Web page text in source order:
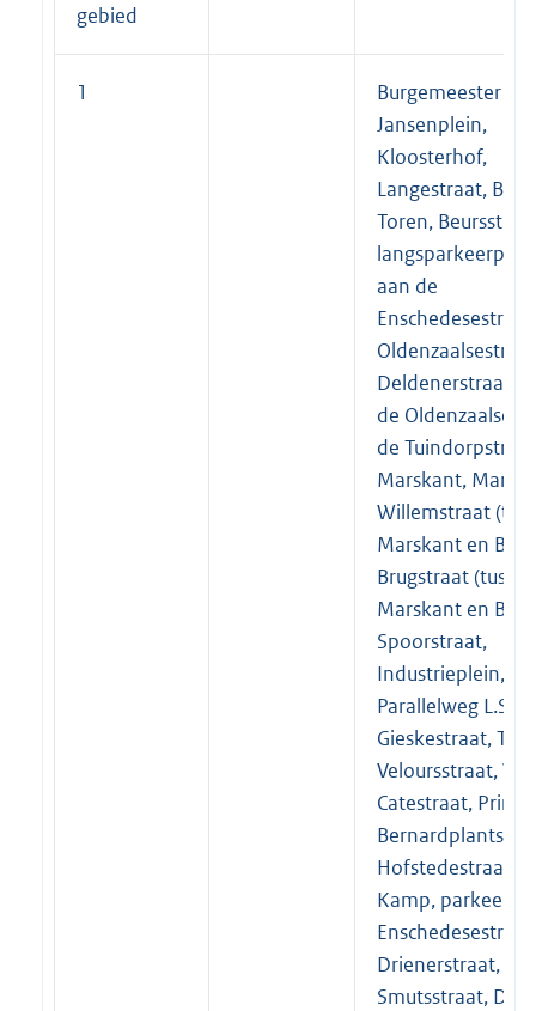
gebied
1
Burgemeester
Jansenplein,
Kloosterhof,
Langestraat, Bij
Toren,
aan de
Enschedesestraat,
Deldenerstraat
de
de
Marskant,
Willemstraat
Marskant en
Brugstraat
Marskant en
Spoorstraat,
Industrieplein,
Parallelweg L.S.,
Gieskestraat,
Veloursstraat,
Catestraat, Prins
Hofstedestraat,
Kamp,
Enschedesestraat,
Drienerstraat,
Smutsstraat, De